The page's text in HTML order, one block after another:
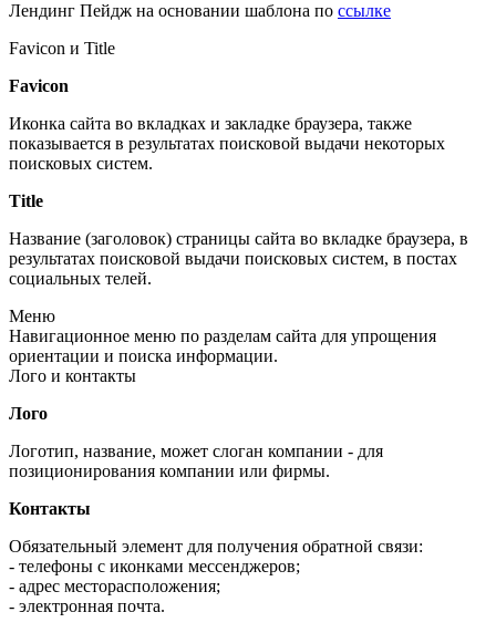
Лендинг Пейдж на основании шаблона по ссылке
Favicon и Title
Favicon
Иконка сайта во вкладках и закладке браузера, также
показывается в результатах поисковой выдачи некоторых
поисковых систем.
Title
Название (заголовок) страницы сайта во вкладке браузера, в
результатах поисковой выдачи поисковых систем, в постах
социальных телей.
Меню
Навигационное меню по разделам сайта для упрощения
ориентации и поиска информации.
Лого и контакты
Лого
Логотип, название, может слоган компании - для
позиционирования компании или фирмы.
Контакты
Обязательный элемент для получения обратной связи:
- телефоны с иконками мессенджеров;
- адрес месторасположения;
- электронная почта.